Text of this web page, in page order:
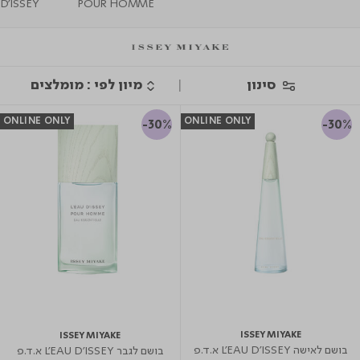
POUR HOMME
D'ISSEY
סינון
-30%
ONLINE ONLY
ISSEY MIYAKE
בושם לאישה L'EAU D'ISSEY א.ד.פ
-30%
ONLINE ONLY
ISSEY MIYAKE
בושם לגבר L'EAU D'ISSEY א.ד.פ